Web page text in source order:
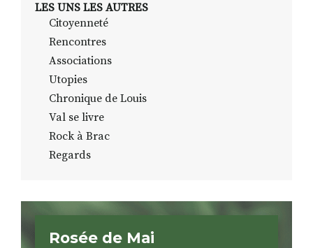
LES UNS LES AUTRES
Citoyenneté
Rencontres
Associations
Utopies
Chronique de Louis
Val se livre
Rock à Brac
Regards
Rosée de Mai